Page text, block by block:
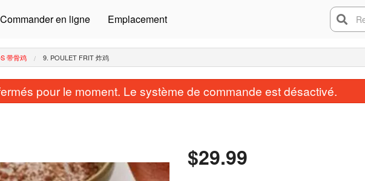
Commander en ligne Emplacement
带骨鸡 9. POULET FRIT 炸鸡
pour le moment. Le système de commande est désactivé.
$29.99